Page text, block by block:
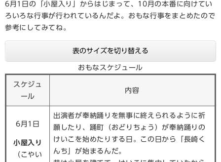
6月1日の「小屋入り」からはじまって、10月の本番に向けてい
ろいろな行事が行われているんだよ。おもな行事をまとめたので
参考にしてみてね。
表のサイズを切り替える
おもなスケジュール
スケジュ
ール
内容
6月1日
小屋入り
（こやい
出演者が奉納踊りを無事に終えられるように祈
願したり、踊町（おどりちょう）が奉納踊りの
けいこを始めたりする日。この日から「長崎く
んち」が始まるんだ。